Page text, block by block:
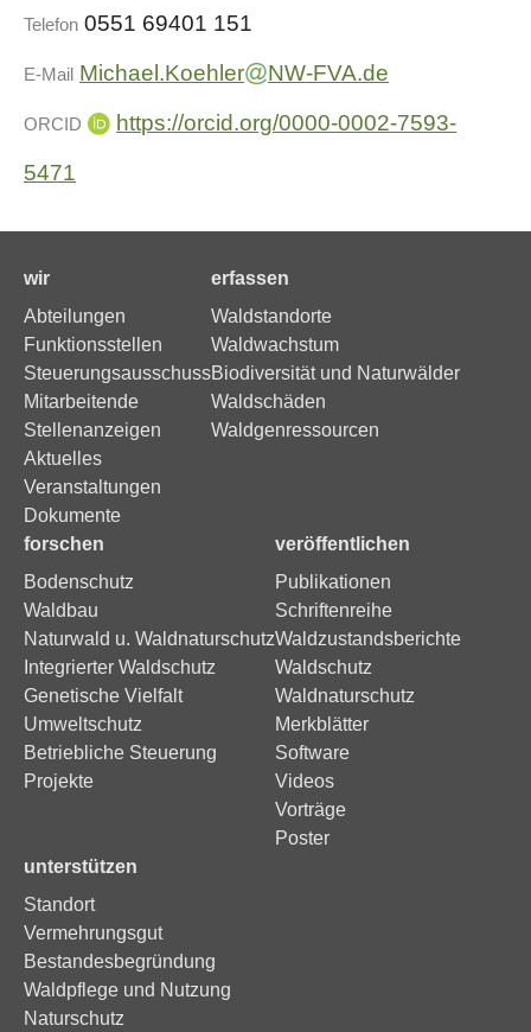
Telefon 0551 69401 151
E-Mail Michael.Koehler NW-FVA.de
ORCID
https://orcid.org/0000-0002-7593-
5471
wir
Abteilungen
Funktionsstellen
Steuerungsausschuss
Mitarbeitende
Stellenanzeigen
Aktuelles
Veranstaltungen
Dokumente
erfassen
Waldstandorte
Waldwachstum
Biodiversität und Naturwälder
Waldschäden
Waldgenressourcen
forschen
Bodenschutz
Waldbau
Naturwald u. Waldnaturschutz
Integrierter Waldschutz
Genetische Vielfalt
Umweltschutz
Betriebliche Steuerung
Projekte
veröffentlichen
Publikationen
Schriftenreihe
Waldzustandsberichte
Waldschutz
Waldnaturschutz
Merkblätter
Software
Videos
Vorträge
Poster
unterstützen
Standort
Vermehrungsgut
Bestandesbegründung
Waldpflege und Nutzung
Naturschutz